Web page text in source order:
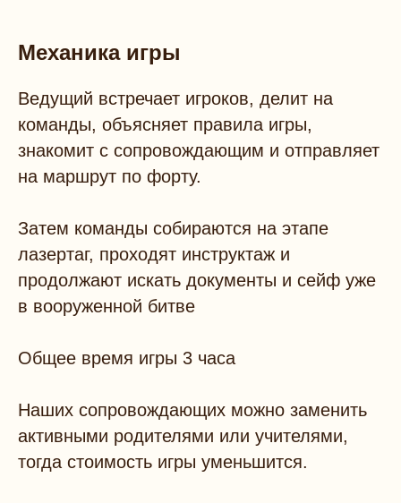
Механика игры
Ведущий встречает игроков, делит на
команды, объясняет правила игры,
знакомит с сопровождающим и отправляет
на маршрут по форту.
Затем команды собираются на этапе
лазертаг, проходят инструктаж и
продолжают искать документы и сейф уже
в вооруженной битве
Общее время игры 3 часа
Наших сопровождающих можно заменить
активными родителями или учителями,
тогда стоимость игры уменьшится.